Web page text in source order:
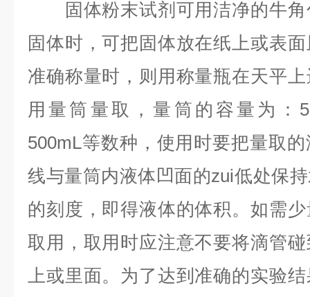
固体粉末试剂可用洁净的牛角
固体时，可把固体放在纸上或表
准确称量时，则用称量瓶在天平
用量筒量取，量筒的容量为：
500mL等数种，使用时要把量取
线与量筒内液体凹面的zui低处保
的刻度，即得液体的体积。如需
取用，取用时应注意不要将滴管
上或里面。为了达到准确的实验